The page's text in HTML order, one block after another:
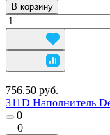
В корзину
756.50 руб.
311D Наполнитель
0
0